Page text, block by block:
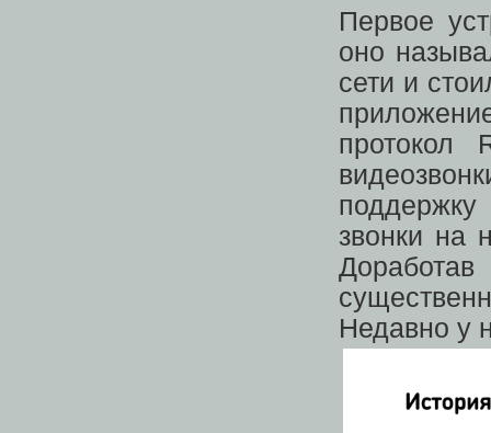
Первое
оно
сети и
протокол
звонки на
Недавно у